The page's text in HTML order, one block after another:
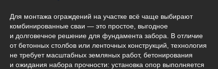
Для монтажа ограждений на участке всё чаще выбирают
комбинированные сваи — это простое, выгодное
и долговечное решение для фундамента забора. В отличие
от бетонных столбов или ленточных конструкций, технология
не требует масштабных земляных работ, бетонирования
и ожидания набора прочности: установка опор выполняется